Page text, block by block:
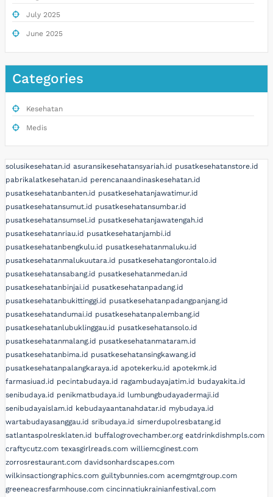
July 2025
June 2025
Categories
Kesehatan
Medis
solusikesehatan.id asuransikesehatansyariah.id pusatkesehatanstore.id
pabrikalatkesehatan.id perencanaandinaskesehatan.id
pusatkesehatanbanten.id pusatkesehatanjawatimur.id
pusatkesehatansumut.id pusatkesehatansumbar.id
pusatkesehatansumsel.id pusatkesehatanjawatengah.id
pusatkesehatanriau.id pusatkesehatanjambi.id
pusatkesehatanbengkulu.id pusatkesehatanmaluku.id
pusatkesehatanmalukuutara.id pusatkesehatangorontalo.id
pusatkesehatansabang.id pusatkesehatanmedan.id
pusatkesehatanbinjai.id pusatkesehatanpadang.id
pusatkesehatanbukittinggi.id pusatkesehatanpadangpanjang.id
pusatkesehatandumai.id pusatkesehatanpalembang.id
pusatkesehatanlubuklinggau.id pusatkesehatansolo.id
pusatkesehatanmalang.id pusatkesehatanmataram.id
pusatkesehatanbima.id pusatkesehatansingkawang.id
pusatkesehatanpalangkaraya.id apotekerku.id apotekmk.id
farmasiuad.id pecintabudaya.id ragambudayajatim.id budayakita.id
senibudaya.id penikmatbudaya.id lumbungbudayadermaji.id
senibudayaislam.id kebudayaantanahdatar.id mybudaya.id
wartabudayasanggau.id sribudaya.id simerdupolresbatang.id
satlantaspolresklaten.id buffalogrovechamber.org eatdrinkdishmpls.com
craftycutz.com texasgirlreads.com williemcginest.com
zorrosrestaurant.com davidsonhardscapes.com
wilkinsactiongraphics.com guiltybunnies.com acemgmtgroup.com
greeneacresfarmhouse.com cincinnatiukrainianfestival.com